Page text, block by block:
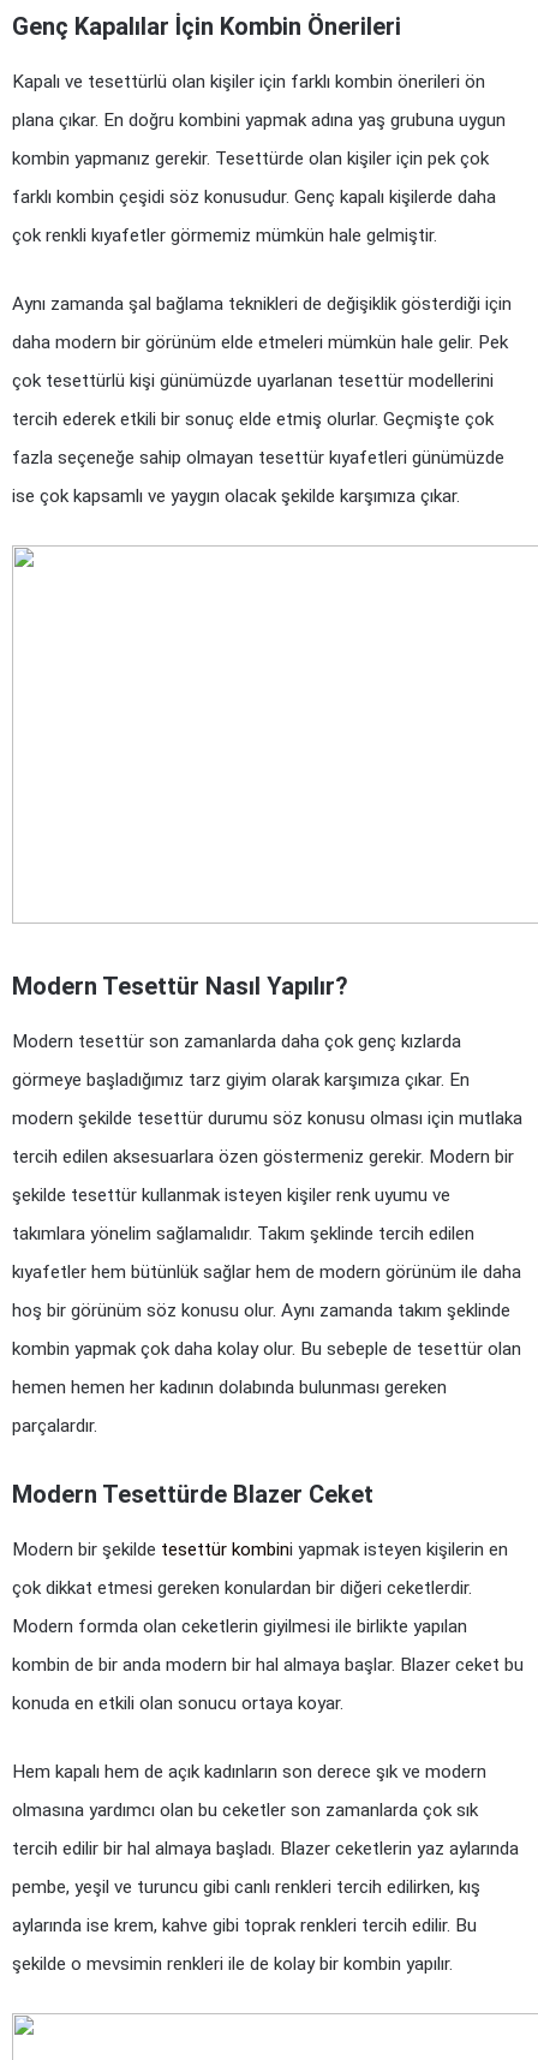
Genç Kapalılar İçin Kombin Önerileri
Kapalı ve tesettürlü olan kişiler için farklı kombin önerileri ön
plana çıkar. En doğru kombini yapmak adına yaş grubuna uygun
kombin yapmanız gerekir. Tesettürde olan kişiler için pek çok
farklı kombin çeşidi söz konusudur. Genç kapalı kişilerde daha
çok renkli kıyafetler görmemiz mümkün hale gelmiştir.
Aynı zamanda şal bağlama teknikleri de değişiklik gösterdiği için
daha modern bir görünüm elde etmeleri mümkün hale gelir. Pek
çok tesettürlü kişi günümüzde uyarlanan tesettür modellerini
tercih ederek etkili bir sonuç elde etmiş olurlar. Geçmişte çok
fazla seçeneğe sahip olmayan tesettür kıyafetleri günümüzde
ise çok kapsamlı ve yaygın olacak şekilde karşımıza çıkar.
Modern Tesettür Nasıl Yapılır?
Modern tesettür son zamanlarda daha çok genç kızlarda
görmeye başladığımız tarz giyim olarak karşımıza çıkar. En
modern şekilde tesettür durumu söz konusu olması için mutlaka
tercih edilen aksesuarlara özen göstermeniz gerekir. Modern bir
şekilde tesettür kullanmak isteyen kişiler renk uyumu ve
takımlara yönelim sağlamalıdır. Takım şeklinde tercih edilen
kıyafetler hem bütünlük sağlar hem de modern görünüm ile daha
hoş bir görünüm söz konusu olur. Aynı zamanda takım şeklinde
kombin yapmak çok daha kolay olur. Bu sebeple de tesettür olan
hemen hemen her kadının dolabında bulunması gereken
parçalardır.
Modern Tesettürde Blazer Ceket
Modern bir şekilde tesettür kombini yapmak isteyen kişilerin en
çok dikkat etmesi gereken konulardan bir diğeri ceketlerdir.
Modern formda olan ceketlerin giyilmesi ile birlikte yapılan
kombin de bir anda modern bir hal almaya başlar. Blazer ceket bu
konuda en etkili olan sonucu ortaya koyar.
Hem kapalı hem de açık kadınların son derece şık ve modern
olmasına yardımcı olan bu ceketler son zamanlarda çok sık
tercih edilir bir hal almaya başladı. Blazer ceketlerin yaz aylarında
pembe, yeşil ve turuncu gibi canlı renkleri tercih edilirken, kış
aylarında ise krem, kahve gibi toprak renkleri tercih edilir. Bu
şekilde o mevsimin renkleri ile de kolay bir kombin yapılır.